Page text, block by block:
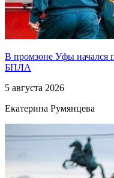
В промзоне Уфы начался
БПЛА
5 августа 2026
Екатерина Румянцева